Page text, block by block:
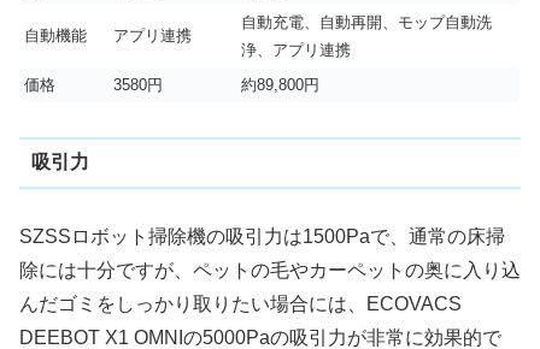
自動機能 アプリ連携
自動充電、自動再開、モップ自動洗
浄、アプリ連携
価格
3580円 約89,800円
吸引力
SZSSロボット掃除機の吸引力は1500Paで、通常の床掃
除には十分ですが、ペットの毛やカーペットの奥に入り込
んだゴミをしっかり取りたい場合には、ECOVACS
DEEBOT X1 OMNIの5000Paの吸引力が非常に効果的で